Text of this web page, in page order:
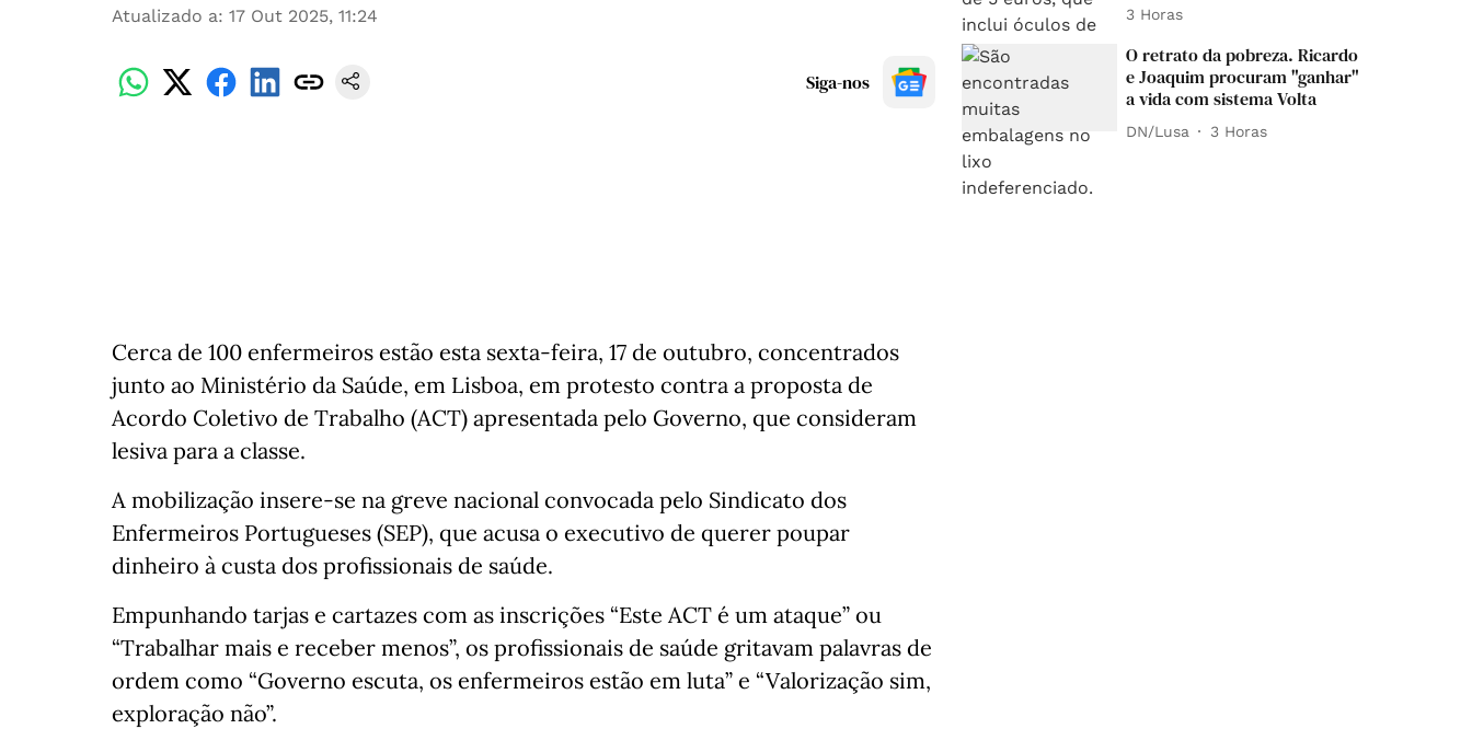
Atualizado a: 17 Out 2025, 11:24
Siga-nos
Cerca de 100 enfermeiros estão esta sexta-feira, 17 de outubro, concentrados
junto ao Ministério da Saúde, em Lisboa, em protesto contra a proposta de
Acordo Coletivo de Trabalho (ACT) apresentada pelo Governo, que consideram
lesiva para a classe.
A mobilização insere-se na greve nacional convocada pelo Sindicato dos
Enfermeiros Portugueses (SEP), que acusa o executivo de querer poupar
dinheiro à custa dos profissionais de saúde.
Empunhando tarjas e cartazes com as inscrições “Este ACT é um ataque” ou
“Trabalhar mais e receber menos”, os profissionais de saúde gritavam palavras de
ordem como “Governo escuta, os enfermeiros estão em luta” e “Valorização sim,
exploração não”.
3 Horas
O retrato da pobreza. Ricardo
e Joaquim procuram "ganhar"
a vida com sistema Volta
DN/Lusa 3 Horas